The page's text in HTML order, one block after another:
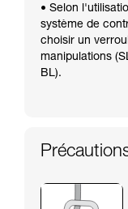
• Selon
système de
choisir un
manipulations
BL).